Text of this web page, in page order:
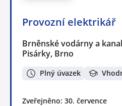
Provozní elektrikář
Brněnské vodárny a
Pisárky, Brno
Plný úvazek
Zveřejněno: 30. července